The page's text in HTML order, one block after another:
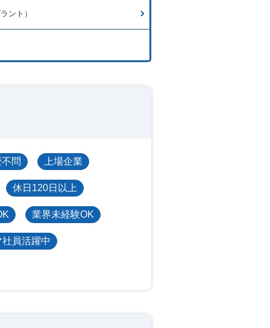
ント）
問 上場企業
休日120日以上
業界未経験OK
員活躍中